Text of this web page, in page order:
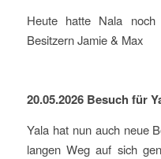
Heute hatte Nala
Besitzern Jamie & Max
20.05.2026 Besuch für
Yala hat nun auch neue
langen Weg auf sich